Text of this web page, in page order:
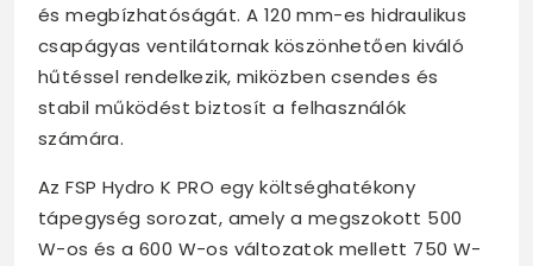
és megbízhatóságát. A 120 mm-es hidraulikus
csapágyas ventilátornak köszönhetően kiváló
hűtéssel rendelkezik, miközben csendes és
stabil működést biztosít a felhasználók
számára.
Az FSP Hydro K PRO egy költséghatékony
tápegység sorozat, amely a megszokott 500
W-os és a 600 W-os változatok mellett 750 W-